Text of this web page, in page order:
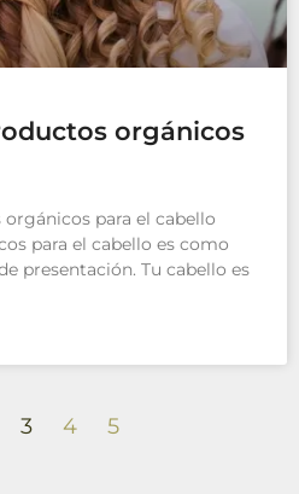
orgánicos
para el cabello
para el cabello es como
presentación. Tu cabello es
3 4 5